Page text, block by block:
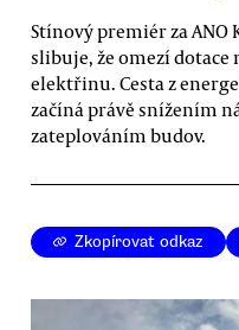
Stínový premiér za
slibuje, že omezí dotace
elektřinu. Cesta z
začíná právě snížením
zateplováním budov.
Zkopírovat odkaz